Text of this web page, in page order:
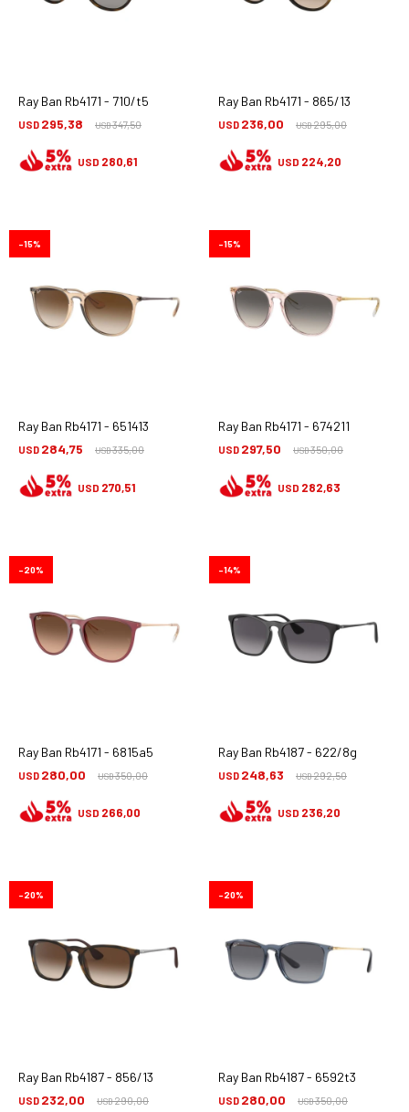
Ray Ban Rb4171 - 710/t5
USD 295,38 USD347,50
USD 280,61
Ray Ban Rb4171 - 865/13
USD 236,00 USD295,00
USD 224,20
Ray Ban Rb4171 - 651413
USD 284,75 USD335,00
15
USD 270,51
Ray Ban Rb4171 - 674211
USD 297,50 USD350,00
15
USD 282,63
Ray Ban Rb4171 - 6815a5
USD 280,00 USD350,00
20
USD 266,00
Ray Ban Rb4187 - 622/8g
USD 248,63 USD292,50
14
USD 236,20
Ray Ban Rb4187 - 856/13
USD 232,00 USD290,00
20
Ray Ban Rb4187 - 6592t3
USD 280,00 USD350,00
20